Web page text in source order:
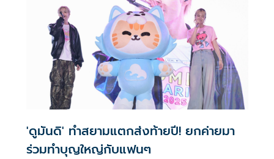
'ดูมันดิ' ทำสยามแตกส่งท้ายปี! ยกค่ายมา
ร่วมทำบุญใหญ่กับแฟนๆ